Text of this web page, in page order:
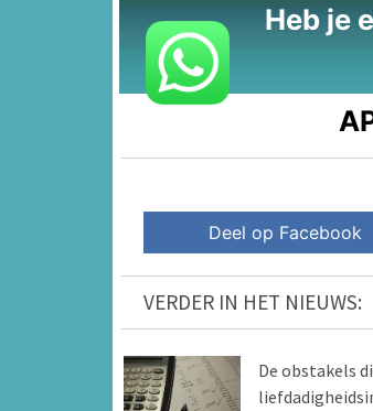
Heb je
Deel op Facebook
VERDER IN HET NIEUWS:
De obstakels